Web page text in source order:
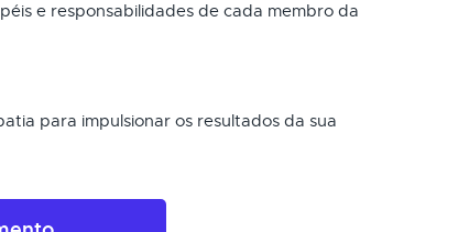
e responsabilidades de cada membro da
para impulsionar os resultados da sua